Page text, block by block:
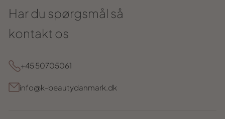
Har du spørgsmål så
kontakt os
+45 50705061
info@k-beautydanmark.dk